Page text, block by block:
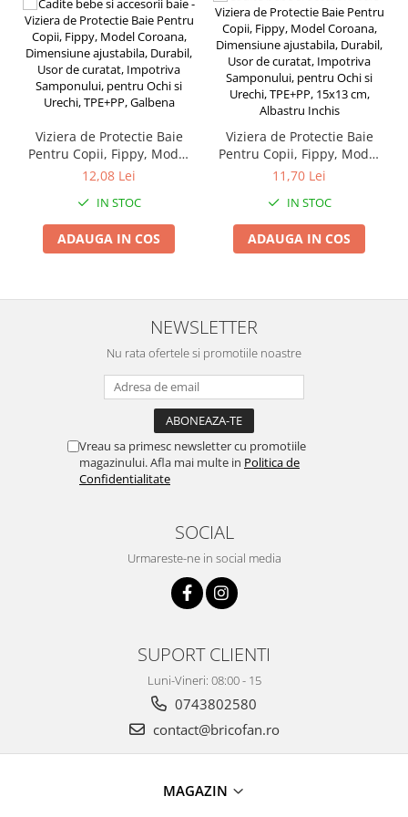
Uscatoare si standere haine
Bucatarie si electrocasnice
Masini de carnati si accesorii
Espressoare si cafetiere
Accesorii si consumabile masini de
Ceaune
Genti Termoizolante Mancare
Magneti de frigider
Masini de tocat manuale
Masini tocat carne electrice
Oale si Cratite
Pahare / Sticle cu Pai / Cani termos
Stații încărcare vehicule electrice
Compresoare auto si pompe
Viziera de Protectie Baie
Pentru Copii, Fippy, Model
Coroana, Dimensiune
curatat, Impotriva
Samponului, pentru Ochi si
Urechi, TPE+PP, Galbena
12,08 Lei
IN STOC
ADAUGA IN COS
Viziera de Protectie Baie
Pentru Copii, Fippy, Model
Coroana, Dimensiune
curatat, Impotriva
Samponului, pentru Ochi si
Urechi, TPE+PP, 15x13 cm,
Albastru Inchis
11,70 Lei
IN STOC
ADAUGA IN COS
NEWSLETTER
Nu rata ofertele si promotiile noastre
Vreau sa primesc newsletter cu promotiile
magazinului. Afla mai multe in Politica de
Confidentialitate
SOCIAL
Urmareste-ne in social media
SUPORT CLIENTI
Luni-Vineri: 08:00 - 15
0743802580
contact@bricofan.ro
MAGAZIN